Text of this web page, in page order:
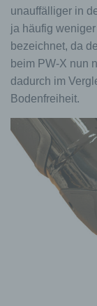
unauffälliger in
ja häufig
bezeichnet, da
beim PW-X nun
dadurch im
Bodenfreiheit.